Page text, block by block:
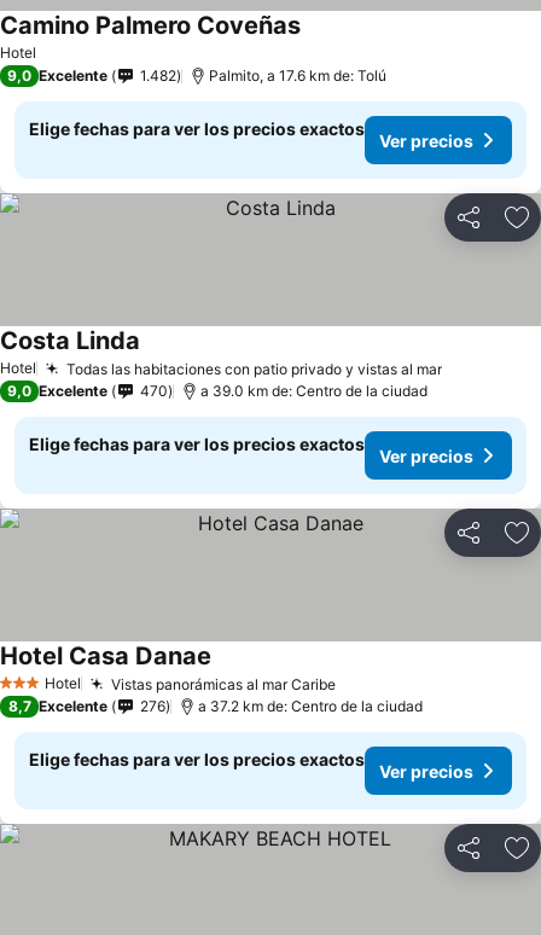
Hotel
Camino Palmero Coveñas
9,0 Excelente 1.482 Palmito, a 17.6 km de: Tolú
Elige fechas para ver los precios exactos
Ver precios
Compartir
Hotel Todas las habitaciones con patio privado y vistas al mar
Costa Linda
9,0 Excelente 470 a 39.0 km de: Centro de la ciudad
Elige fechas para ver los precios exactos
Ver precios
Compartir
3 Estrellas
Hotel Vistas panorámicas al mar Caribe
Hotel Casa Danae
8,7 Excelente 276 a 37.2 km de: Centro de la ciudad
Elige fechas para ver los precios exactos
Ver precios
Compartir